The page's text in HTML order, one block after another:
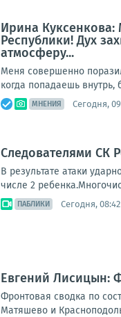
Ирина
Республики! Дух
атмосферу...
Меня совершенно
когда попадаешь внутрь,
МНЕНИЯ Сегодня,
Следователями СК
В результате атаки
числе 2
ПАБЛИКИ Сегодня, 08:42
Евгений Лисицын:
Фронтовая сводка по
Матяшево и